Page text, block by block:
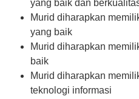
yang baik dan
Murid diharapkan
yang baik
Murid diharapkan
baik
Murid diharapkan
teknologi informasi